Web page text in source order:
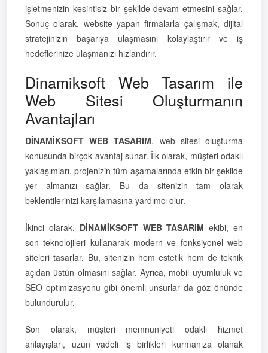
işletmenizin kesintisiz bir şekilde devam etmesini sağlar.
Sonuç olarak, website yapan firmalarla çalışmak, dijital
stratejinizin başarıya ulaşmasını kolaylaştırır ve iş
hedeflerinize ulaşmanızı hızlandırır.
Dinamiksoft Web Tasarım ile
Web Sitesi Oluşturmanın
Avantajları
DİNAMİKSOFT WEB TASARIM, web sitesi oluşturma
konusunda birçok avantaj sunar. İlk olarak, müşteri odaklı
yaklaşımları, projenizin tüm aşamalarında etkin bir şekilde
yer almanızı sağlar. Bu da sitenizin tam olarak
beklentilerinizi karşılamasına yardımcı olur.
İkinci olarak, DİNAMİKSOFT WEB TASARIM ekibi, en
son teknolojileri kullanarak modern ve fonksiyonel web
siteleri tasarlar. Bu, sitenizin hem estetik hem de teknik
açıdan üstün olmasını sağlar. Ayrıca, mobil uyumluluk ve
SEO optimizasyonu gibi önemli unsurlar da göz önünde
bulundurulur.
Son olarak, müşteri memnuniyeti odaklı hizmet
anlayışları, uzun vadeli iş birlikleri kurmanıza olanak